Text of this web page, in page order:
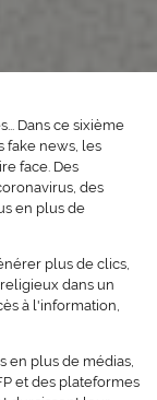
Dans ce sixième
fake news, les
face. Des
des
en plus de
plus de clics,
dans un
à l'information,
en plus de médias,
et des plateformes